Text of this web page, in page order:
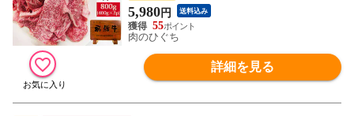
5,980円 送料込み
55
肉のひぐち
詳細を見る